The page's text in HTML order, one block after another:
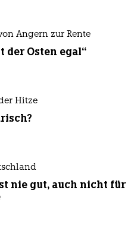
Angern zur Rente
der Osten egal“
Hitze
nie gut, auch nicht für